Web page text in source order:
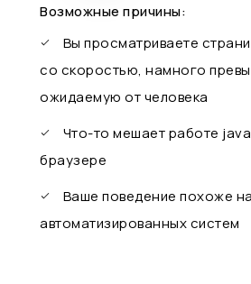
Возможные причины:
Вы просматриваете
со скоростью, намного
ожидаемую от человека
Что-то мешает работе
браузере
Ваше поведение похоже
автоматизированных систем